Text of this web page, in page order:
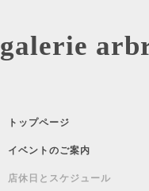
galerie
トップページ
イベントのご案内
店休日とスケジュール